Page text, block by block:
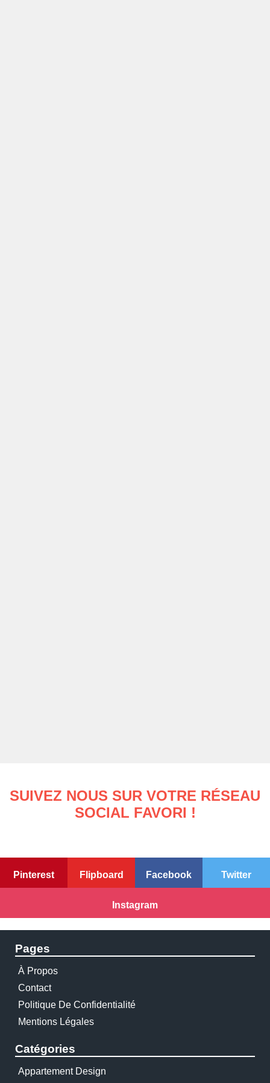
SUIVEZ NOUS SUR VOTRE RÉSEAU
SOCIAL FAVORI !
Pinterest Flipboard Facebook Twitter
Instagram
Pages
À Propos
Contact
Politique De Confidentialité
Mentions Légales
Catégories
Appartement Design